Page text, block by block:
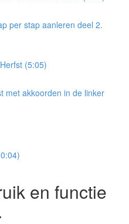
per stap aanleren deel 2.
(5:05)
met akkoorden in de linker
en functie